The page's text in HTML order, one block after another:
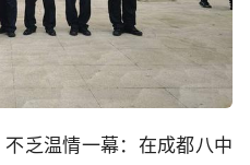
乏温情一幕：在成都八中